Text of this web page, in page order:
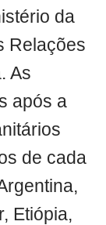
da
Relações
As
após a
de cada
Etiópia,